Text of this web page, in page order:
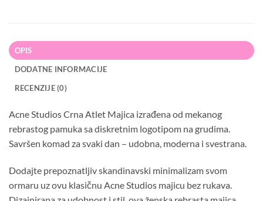
OPIS
DODATNE INFORMACIJE
RECENZIJE (0)
Acne Studios Crna Atlet Majica izrađena od mekanog
rebrastog pamuka sa diskretnim logotipom na grudima.
Savršen komad za svaki dan – udobna, moderna i svestrana.
Dodajte prepoznatljiv skandinavski minimalizam svom
ormaru uz ovu klasičnu Acne Studios majicu bez rukava.